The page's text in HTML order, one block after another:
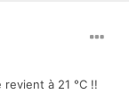
à 21 °C !!